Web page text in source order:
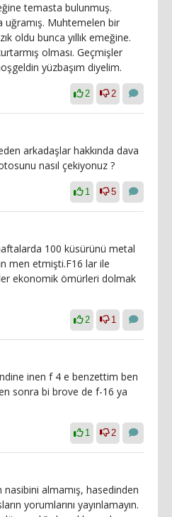
temasta bulunmuş.
uğramış. Muhtemelen bir
oldu bunca yıllık emeğine.
olması. Geçmişler
yüzbaşım diyelim.
2 2
arkadaşlar hakkında dava
nasıl çekiyonuz ?
1 5
100 küsürünü metal
men etmişti.F16 lar ile
ekonomik ömürleri dolmak
2 1
inen f 4 e benzettim ben
sonra bi brove de f-16 ya
1 2
nasibini almamış, hasedinden
yorumlarını yayınlamayın.